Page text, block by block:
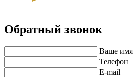
Обратный звонок
Ваше имя
Телефон
E-mail